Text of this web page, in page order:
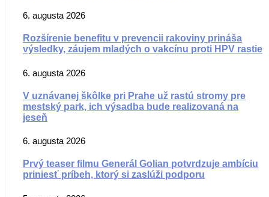
6. augusta 2026
Rozšírenie benefitu v prevencii rakoviny prináša
výsledky, záujem mladých o vakcínu proti HPV rastie
6. augusta 2026
V uznávanej škôlke pri Prahe už rastú stromy pre
mestský park, ich výsadba bude realizovaná na
jeseň
6. augusta 2026
Prvý teaser filmu Generál Golian potvrdzuje ambíciu
priniesť príbeh, ktorý si zaslúži podporu